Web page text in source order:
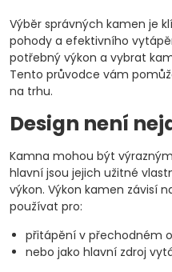
Výběr správných kamen je
pohody a efektivního
potřebný výkon a vybrat
Tento průvodce vám
na trhu.
Design není
Kamna mohou být
hlavní jsou jejich užitné
výkon. Výkon kamen závisí
používat pro:
přitápění v přechodném
nebo jako hlavní zdroj